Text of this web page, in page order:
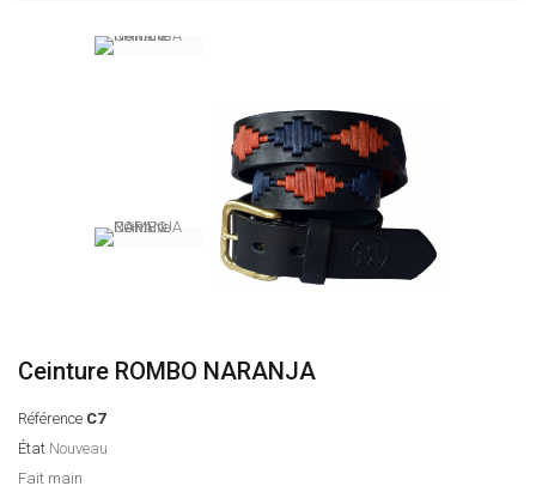
Ceinture ROMBO NARANJA
Référence C7
État Nouveau
Fait main